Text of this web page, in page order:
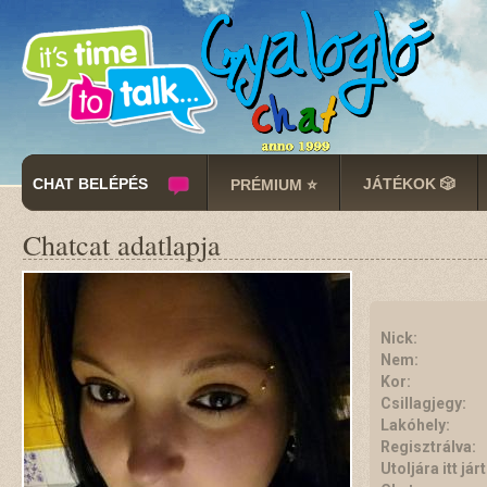
CHAT BELÉPÉS PRÉMIUM ⭐ JÁTÉKOK 🎲
Chatcat adatlapja
Nick:
Nem:
Kor:
Csillagjegy:
Lakóhely:
Regisztrálva:
Utoljára itt